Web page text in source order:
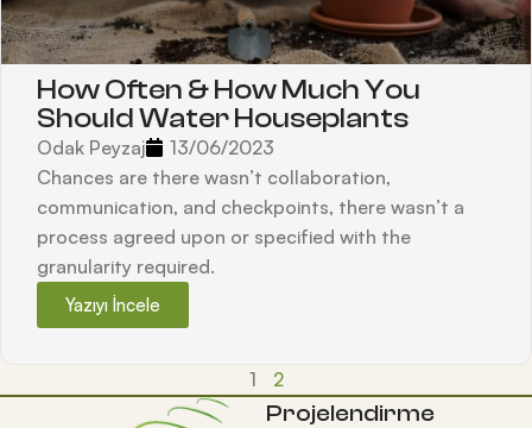
How Often & How Much You
Should Water Houseplants
Odak Peyzaj
13/06/2023
Chances are there wasn’t collaboration,
communication, and checkpoints, there wasn’t a
process agreed upon or specified with the
granularity required.
Yazıyı İncele
1 2
Projelendirme